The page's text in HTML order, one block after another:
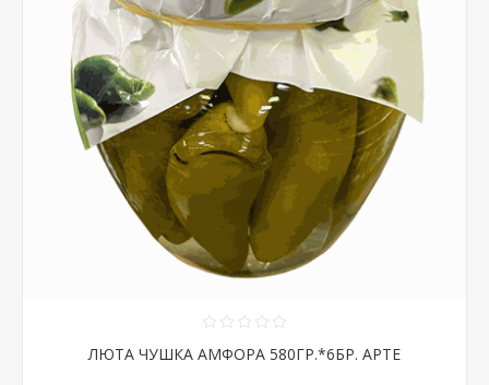
ЛЮТА ЧУШКА АМФОРА 580ГР.*6БР. АРТЕ